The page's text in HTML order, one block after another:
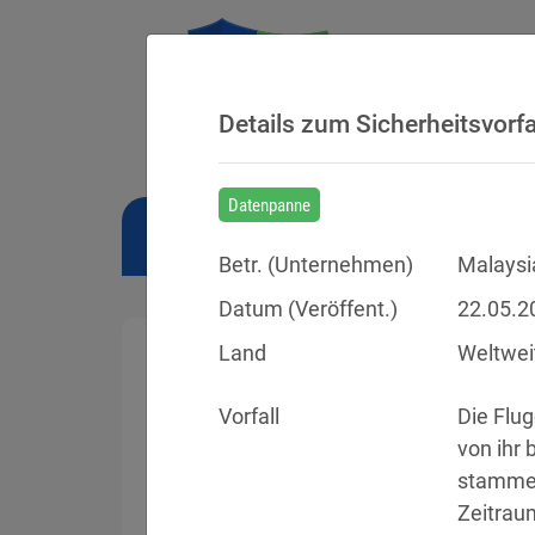
Sicherheitsvorfälle
Datenpannen, Cyber-Angriffe und
Details zum
Datenpanne
Betr. (Unternehmen)
Datum (Veröffent.)
Land
Vorfall
Die
von ihr